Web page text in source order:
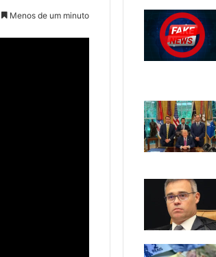
Menos de um minuto